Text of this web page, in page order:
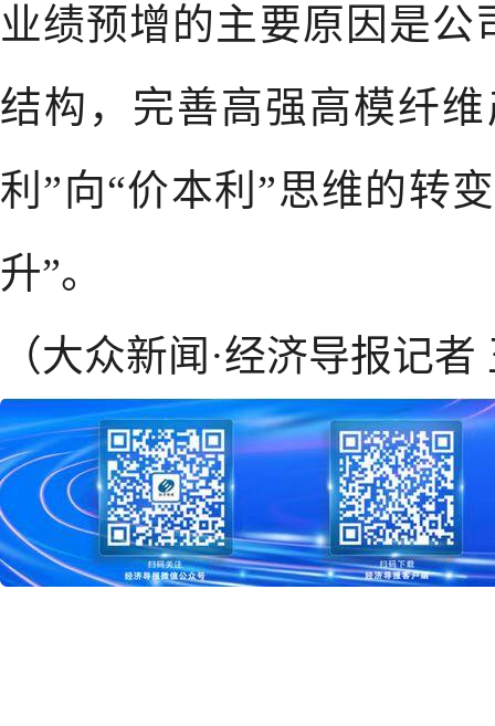
业绩预增的主要原因是
结构，完善高强高模纤
利”向“价本利”思维的转
升”。
（大众新闻·经济导报记者